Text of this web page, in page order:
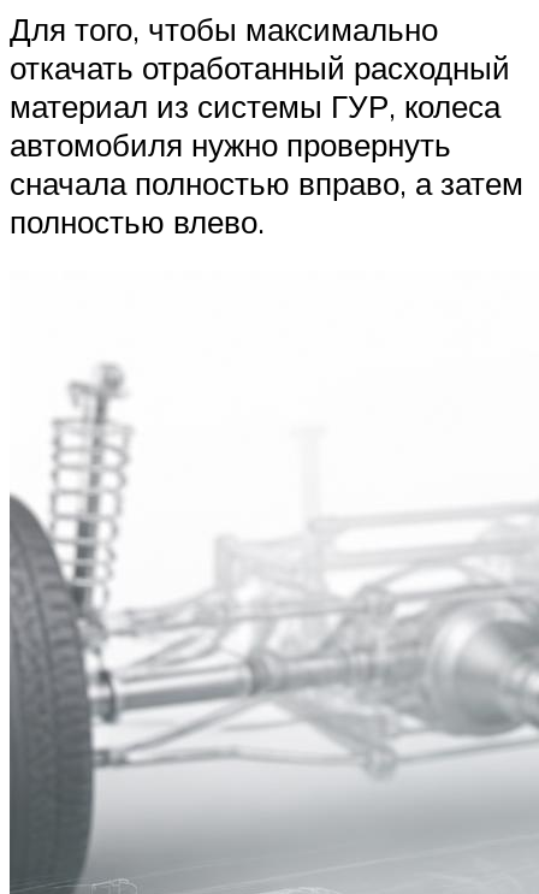
Для того, чтобы максимально
откачать отработанный расходный
материал из системы ГУР, колеса
автомобиля нужно провернуть
сначала полностью вправо, а затем
полностью влево.